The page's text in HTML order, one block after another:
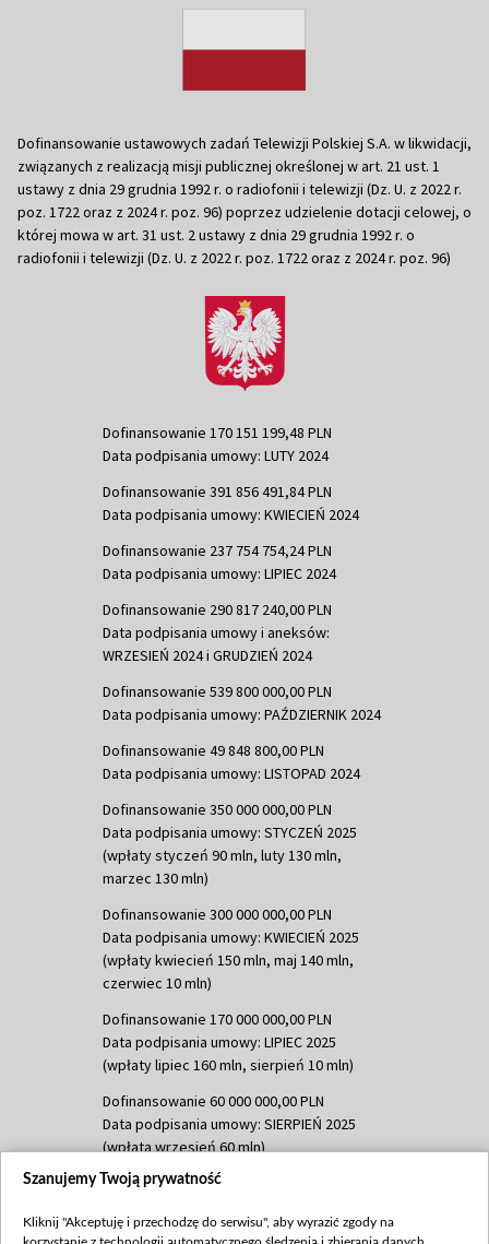
Dofinansowanie ustawowych zadań Telewizji Polskiej S.A. w likwidacji,
związanych z realizacją misji publicznej określonej w art. 21 ust. 1
ustawy z dnia 29 grudnia 1992 r. o radiofonii i telewizji (Dz. U. z 2022 r.
poz. 1722 oraz z 2024 r. poz. 96) poprzez udzielenie dotacji celowej, o
której mowa w art. 31 ust. 2 ustawy z dnia 29 grudnia 1992 r. o
radiofonii i telewizji (Dz. U. z 2022 r. poz. 1722 oraz z 2024 r. poz. 96)
Dofinansowanie 170 151 199,48 PLN
Data podpisania umowy: LUTY 2024
Dofinansowanie 391 856 491,84 PLN
Data podpisania umowy: KWIECIEŃ 2024
Dofinansowanie 237 754 754,24 PLN
Data podpisania umowy: LIPIEC 2024
Dofinansowanie 290 817 240,00 PLN
Data podpisania umowy i aneksów:
WRZESIEŃ 2024 i GRUDZIEŃ 2024
Dofinansowanie 539 800 000,00 PLN
Data podpisania umowy: PAŹDZIERNIK 2024
Dofinansowanie 49 848 800,00 PLN
Data podpisania umowy: LISTOPAD 2024
Dofinansowanie 350 000 000,00 PLN
Data podpisania umowy: STYCZEŃ 2025
(wpłaty styczeń 90 mln, luty 130 mln,
marzec 130 mln)
Dofinansowanie 300 000 000,00 PLN
Data podpisania umowy: KWIECIEŃ 2025
(wpłaty kwiecień 150 mln, maj 140 mln,
czerwiec 10 mln)
Dofinansowanie 170 000 000,00 PLN
Data podpisania umowy: LIPIEC 2025
(wpłaty lipiec 160 mln, sierpień 10 mln)
Dofinansowanie 60 000 000,00 PLN
Data podpisania umowy: SIERPIEŃ 2025
(wpłata wrzesień 60 mln)
Dofinansowanie 635 783 051,21 PLN
(wpłata wrzesień 100 mln, październik 350
Szanujemy Twoją prywatność
Kliknij "Akceptuję i przechodzę do serwisu", aby wyrazić zgody na